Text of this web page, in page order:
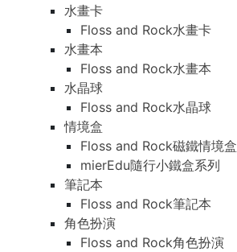
水畫卡
Floss and Rock水畫卡
水畫本
Floss and Rock水畫本
水晶球
Floss and Rock水晶球
情境盒
Floss and Rock磁鐵情境盒
mierEdu隨行小鐵盒系列
筆記本
Floss and Rock筆記本
角色扮演
Floss and Rock角色扮演